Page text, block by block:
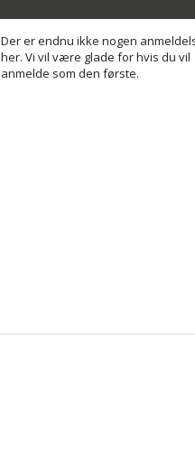
Der er endnu ikke nogen
her. Vi vil være glade for hvis du vil
anmelde som den første.